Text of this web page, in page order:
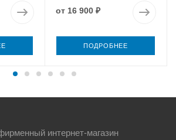
от 16 900 ₽
ПОДРОБНЕЕ
интернет-магазин